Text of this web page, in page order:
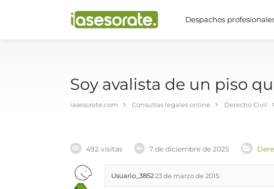
Despachos
Soy avalista de un piso
iasesorate.com Consultas legales online Derecho Civil
492 visitas 7 de diciembre de 2025
Usuario_385223 de marzo de 2015